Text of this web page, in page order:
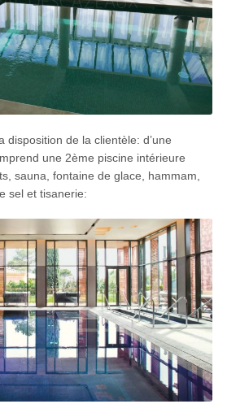
disposition de la clientèle: d’une
une 2ème piscine intérieure
sauna, fontaine de glace, hammam,
sel et tisanerie: